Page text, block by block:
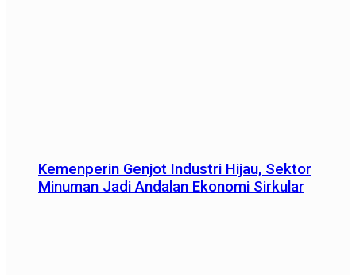
Kemenperin Genjot Industri Hijau, Sektor
Minuman Jadi Andalan Ekonomi Sirkular